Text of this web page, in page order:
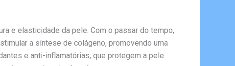
e elasticidade da pele. Com o passar do tempo,
a síntese de colágeno, promovendo uma
e anti-inflamatórias, que protegem a pele